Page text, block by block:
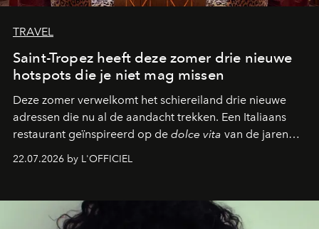
TRAVEL
Saint-Tropez heeft deze zomer drie nieuwe
hotspots die je niet mag missen
Deze zomer verwelkomt het schiereiland drie nieuwe
adressen die nu al de aandacht trekken. Een Italiaans
restaurant geïnspireerd op de dolce vita van de jaren
zestig, een Japanse hotspot die na zonsondergang
verandert in een bruisende ontmoetingsplek en de
neerstrijkt in Saint-Tropez. Dit zijn de nieuwe adressen
die deze zomer de toon zetten, van lange lunches tot
22.07.2026 by L'OFFICIEL